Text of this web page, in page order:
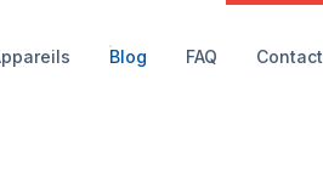
Blog FAQ Contact